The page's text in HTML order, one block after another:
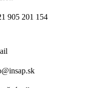
905 201 154